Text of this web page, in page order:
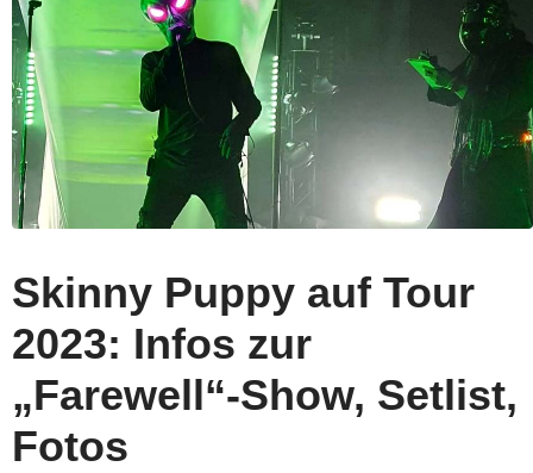
Skinny Puppy auf Tour
2023: Infos zur
„Farewell“-Show, Setlist,
Fotos